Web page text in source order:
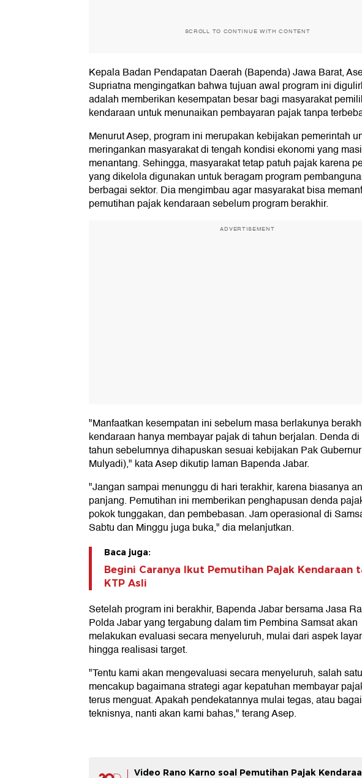
SCROLL TO CONTINUE WITH CONTENT
Kepala Badan Pendapatan Daerah (Bapenda) Jawa Barat,
Supriatna mengingatkan bahwa tujuan awal program ini
adalah memberikan kesempatan besar bagi masyarakat
kendaraan untuk menunaikan pembayaran pajak tanpa
Menurut Asep, program ini merupakan kebijakan pemerintah
meringankan masyarakat di tengah kondisi ekonomi yang
menantang. Sehingga, masyarakat tetap patuh pajak karena
yang dikelola digunakan untuk beragam program
berbagai sektor. Dia mengimbau agar masyarakat bisa
pemutihan pajak kendaraan sebelum program berakhir.
ADVERTISEMENT
"Manfaatkan kesempatan ini sebelum masa berlakunya
kendaraan hanya membayar pajak di tahun berjalan. Denda
tahun sebelumnya dihapuskan sesuai kebijakan Pak
Mulyadi)," kata Asep dikutip laman Bapenda Jabar.
"Jangan sampai menunggu di hari terakhir, karena biasanya
panjang. Pemutihan ini memberikan penghapusan denda
pokok tunggakan, dan pembebasan. Jam operasional di
Sabtu dan Minggu juga buka," dia melanjutkan.
Baca juga:
Begini Caranya Ikut Pemutihan Pajak Kendaraan
KTP Asli
Setelah program ini berakhir, Bapenda Jabar bersama Jasa
Polda Jabar yang tergabung dalam tim Pembina Samsat akan
melakukan evaluasi secara menyeluruh, mulai dari aspek
hingga realisasi target.
"Tentu kami akan mengevaluasi secara menyeluruh, salah
mencakup bagaimana strategi agar kepatuhan membayar
terus menguat. Apakah pendekatannya mulai tegas, atau
teknisnya, nanti akan kami bahas," terang Asep.
Video Rano Karno soal Pemutihan Pajak